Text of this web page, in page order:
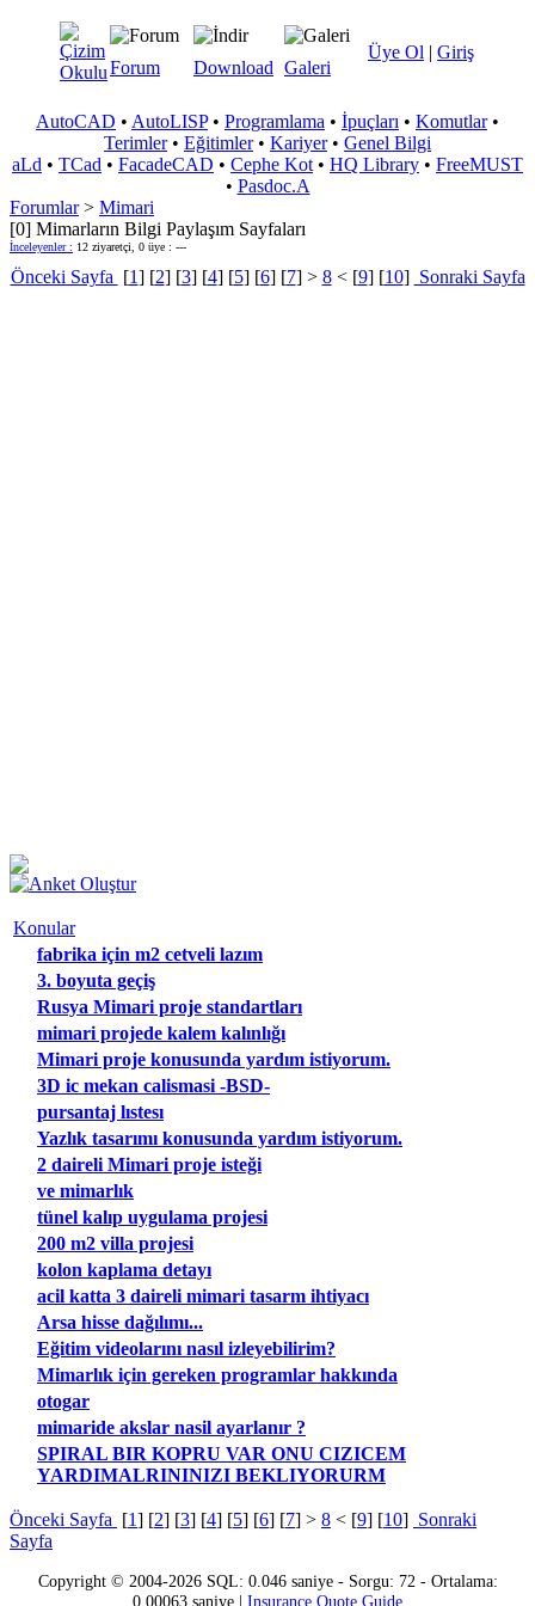
Üye Ol | Giriş
Forum Download Galeri
AutoCAD • AutoLISP• Programlama • İpuçları • Komutlar•
Terimler• Eğitimler• Kariyer• Genel Bilgi
aLd • TCad • FacadeCAD • Cephe Kot • HQ Library • FreeMUST
• Pasdoc.A
Forumlar> Mimari
[0] Mimarların Bilgi Paylaşım Sayfaları
İnceleyenler : 12 ziyaretçi, 0 üye : ---
Önceki Sayfa [1] [2] [3] [4] [5] [6] [7] > 8< [9] [10] Sonraki Sayfa
Konular
fabrika için m2 cetveli lazım
3. boyuta geçiş
Rusya Mimari proje standartları
mimari projede kalem kalınlığı
Mimari proje konusunda yardım istiyorum.
3D ic mekan calismasi -BSD-
pursantaj lıstesı
Yazlık tasarımı konusunda yardım istiyorum.
2 daireli Mimari proje isteği
ve mimarlık
tünel kalıp uygulama projesi
200 m2 villa projesi
kolon kaplama detayı
acil katta 3 daireli mimari tasarm ihtiyacı
Arsa hisse dağılımı...
Eğitim videolarını nasıl izleyebilirim?
Mimarlık için gereken programlar hakkında
otogar
mimaride akslar nasil ayarlanır ?
SPIRAL BIR KOPRU VAR ONU CIZICEM
YARDIMALRININIZI BEKLIYORURM
Önceki Sayfa [1] [2] [3] [4] [5] [6] [7] > 8 < [9] [10] Sonraki
Sayfa
Copyright © 2004-2026 SQL: 0.046 saniye - Sorgu: 72 - Ortalama:
0.00063 saniye | Insurance Quote Guide